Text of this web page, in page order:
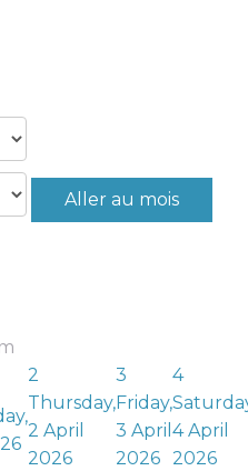
Aller au mois
2
Thursday,
2 April
2026
3
Friday,
3 April
2026
4
4 April
2026